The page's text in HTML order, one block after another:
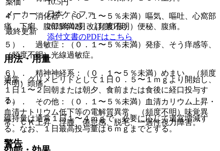
４）． 消化器：（０．１〜５％未満）嘔気、嘔吐、心窩部
痛、下痢、腹部膨満感、（頻度不明）便秘、腹痛。
５）． 過敏症：（０．１〜５％未満）発疹、そう痒感等、
（頻度不明）光線過敏症。
６）． 精神神経系：（０．１〜５％未満）めまい、（頻度
不明）頭痛。
７）． その他：（０．１〜５％未満）血清カリウム上昇・
血清ナトリウム低下等の電解質異常、（頻度不明）味覚異
常、ＣＫ上昇、浮腫、倦怠感、脱毛、一過性視力障害。
警告
メーカー
日本ケミファ
最終更新
2025年02月改訂(第1版)
添付文書のPDFはこちら
用法・用量
通常、グリメピリドとして１日０．５〜１ｍｇより開始し、
１日１〜２回朝または朝夕、食前または食後に経口投与す
る。
維持量は通常１日１〜４ｍｇで、必要に応じて適宜増減す
る。なお、１日最高投与量は６ｍｇまでとする。